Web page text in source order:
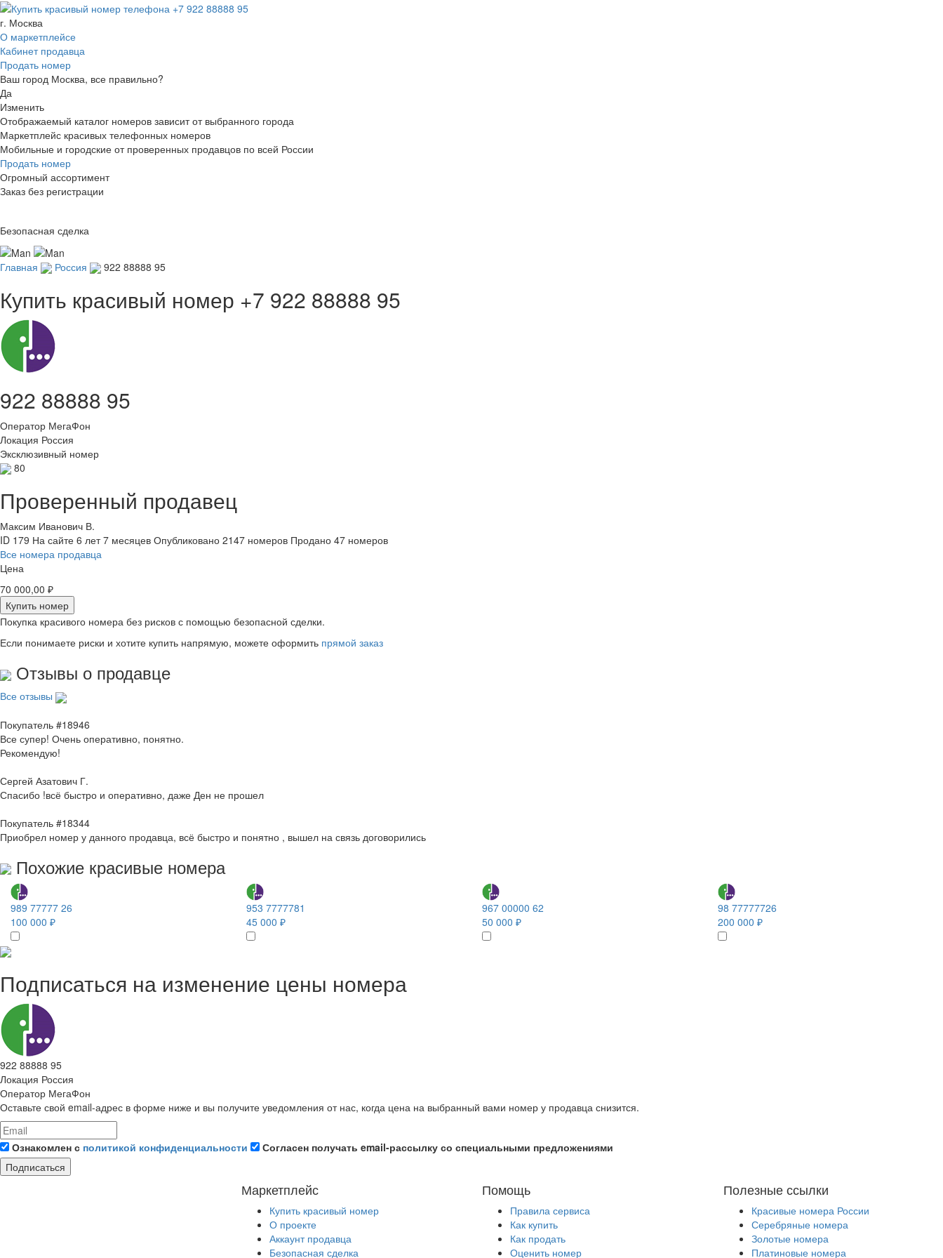
г. Москва
О маркетплейсе
Кабинет продавца
Продать номер
Ваш город Москва, все правильно?
Да
Изменить
Отображаемый каталог номеров зависит от выбранного города
Маркетплейс красивых телефонных номеров
Мобильные и городские от проверенных продавцов по всей России
Продать номер
Огромный ассортимент
Заказ без регистрации
Безопасная сделка
Главная Россия 922 88888 95
Купить красивый номер +7 922 88888 95
922 88888 95
Оператор МегаФон
Локация Россия
Эксклюзивный номер
80
Проверенный продавец
Максим Иванович В.
ID 179 На сайте 6 лет 7 месяцев Опубликовано 2147 номеров Продано 47 номеров
Все номера продавца
Цена
70 000,00 ₽
Купить номер
Покупка красивого номера без рисков с помощью безопасной сделки.
Если понимаете риски и хотите купить напрямую, можете оформить прямой заказ
Отзывы о продавце
Все отзывы
Покупатель #18946
Все супер! Очень оперативно, понятно.
Рекомендую!
Сергей Азатович Г.
Спасибо !всё быстро и оперативно, даже Ден не прошел
Покупатель #18344
Приобрел номер у данного продавца, всё быстро и понятно , вышел на связь договорились
Похожие красивые номера
989 77777 26
100 000 ₽
953 7777781
45 000 ₽
967 00000 62
50 000 ₽
98 77777726
200 000 ₽
Подписаться на изменение цены номера
922 88888 95
Локация Россия
Оператор МегаФон
Оставьте свой email-адрес в форме ниже и вы получите уведомления от нас, когда цена на выбранный вами номер у продавца снизится.
Ознакомлен с политикой конфиденциальности
Согласен получать email-рассылку со специальными предложениями
Подписаться
Маркетплейс
Купить красивый номер
О проекте
Аккаунт продавца
Безопасная сделка
Помощь
Правила сервиса
Как купить
Как продать
Оценить номер
Полезные ссылки
Красивые номера России
Серебряные номера
Золотые номера
Платиновые номера